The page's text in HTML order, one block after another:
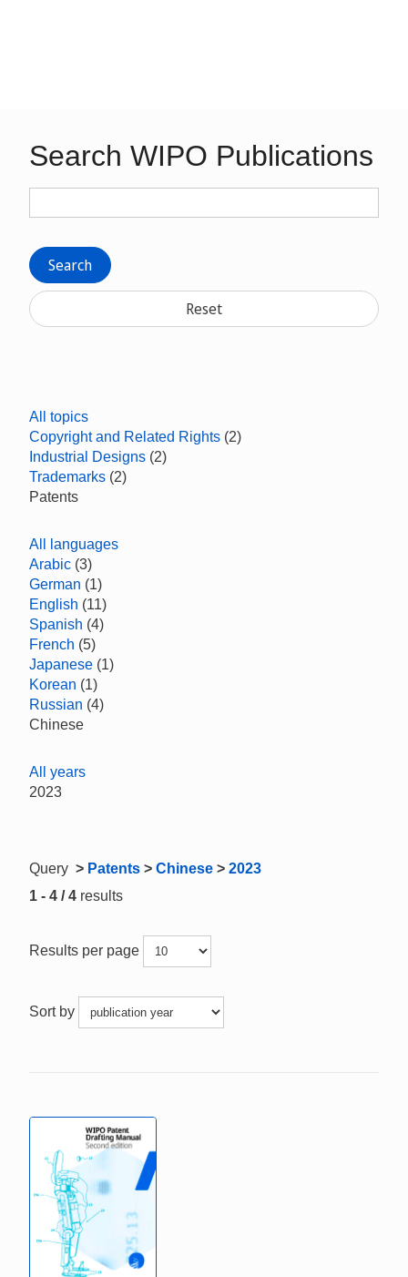
Search WIPO Publications
Search
Reset
All topics
Copyright and Related Rights (2)
Industrial Designs (2)
Trademarks (2)
Patents
All languages
Arabic (3)
German (1)
English (11)
Spanish (4)
French (5)
Japanese (1)
Korean (1)
Russian (4)
Chinese
All years
2023
Query > Patents > Chinese > 2023
1 - 4 / 4 results
Results per page
Sort by